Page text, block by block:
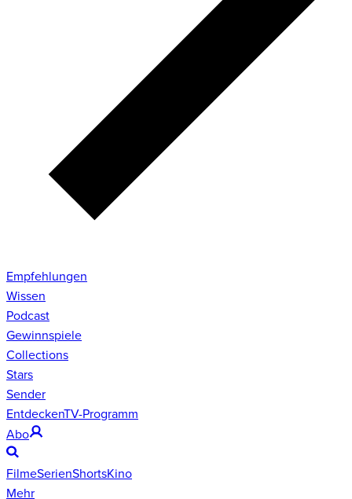
Empfehlungen
Wissen
Podcast
Gewinnspiele
Collections
Stars
Sender
EntdeckenTV-Programm
Abo
FilmeSerienShortsKino
Mehr